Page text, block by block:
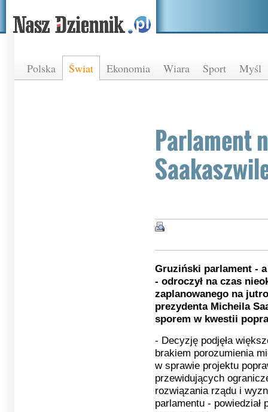
Polska Świat Ekonomia Wiara Sport Myśl
Parlament
Gruziński parlament -
- odroczył na czas
zaplanowanego na
prezydenta Micheila
sporem w kwestii
- Decyzję podjęła
brakiem porozumienia
w sprawie projektu
przewidujących
rozwiązania rządu i
parlamentu - powiedział